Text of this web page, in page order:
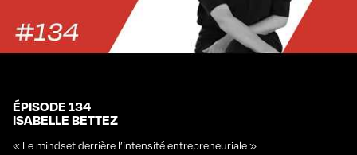
ÉPISODE 134
ISABELLE BETTEZ
« Le mindset derrière l’intensité entrepreneuriale »